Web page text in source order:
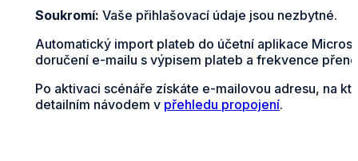
Soukromí: Vaše přihlašovací údaje jsou nezbytné.
Automatický import plateb do účetní aplikace
doručení e-mailu s výpisem plateb a frekvence
Po aktivaci scénáře získáte e-mailovou adresu, na
detailním návodem v přehledu propojení.